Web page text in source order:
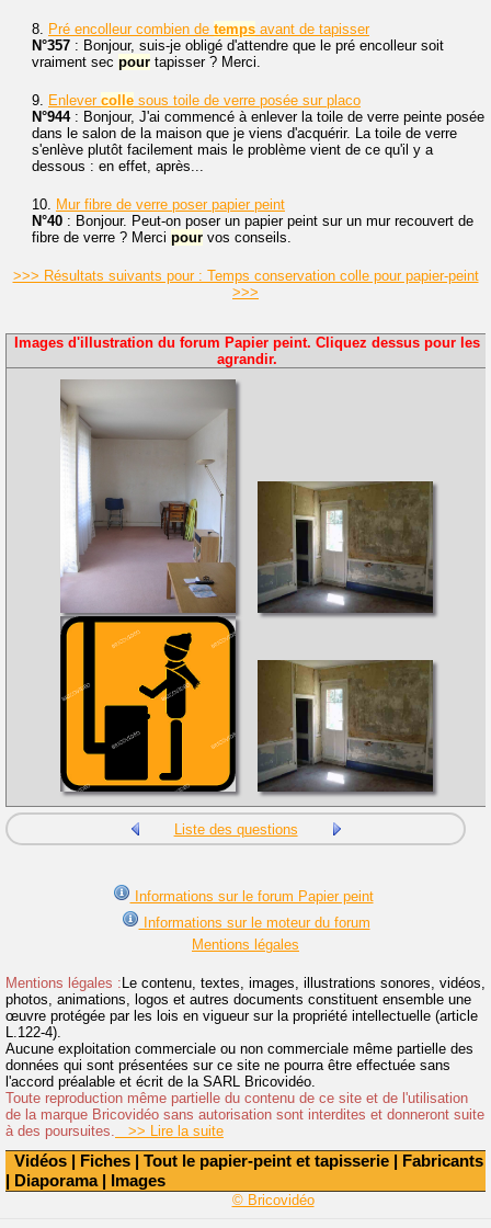
Vidéos | Fiches | Tout le papier-peint et tapisserie | Fabricants
| Diaporama| Images
8. Pré encolleur combien de temps avant de tapisser
N°357 : Bonjour, suis-je obligé d'attendre que le pré encolleur soit
vraiment sec pour tapisser ? Merci.
9. Enlever colle sous toile de verre posée sur placo
N°944: Bonjour, J'ai commencé à enlever la toile de verre peinte posée
dans le salon de la maison que je viens d'acquérir. La toile de verre
s'enlève plutôt facilement mais le problème vient de ce qu'il y a
dessous : en effet, après...
10. Mur fibre de verre poser papier peint
N°40 : Bonjour. Peut-on poser un papier peint sur un mur recouvert de
fibre de verre ? Merci pour vos conseils.
>>> Résultats suivants pour : Temps conservation colle pour papier-peint
>>>
Images d'illustration du forum Papier peint. Cliquez dessus pour les
agrandir.
Liste des questions
Informations sur le forum Papier peint
Informations sur le moteur du forum
Mentions légales
Mentions légales : Le contenu, textes, images, illustrations sonores, vidéos,
photos, animations, logos et autres documents constituent ensemble une
œuvre protégée par les lois en vigueur sur la propriété intellectuelle (article
L.122-4).
Aucune exploitation commerciale ou non commerciale même partielle des
données qui sont présentées sur ce site ne pourra être effectuée sans
l'accord préalable et écrit de la SARL Bricovidéo.
Toute reproduction même partielle du contenu de ce site et de l'utilisation
de la marque Bricovidéo sans autorisation sont interdites et donneront suite
à des poursuites. >> Lire la suite
© Bricovidéo